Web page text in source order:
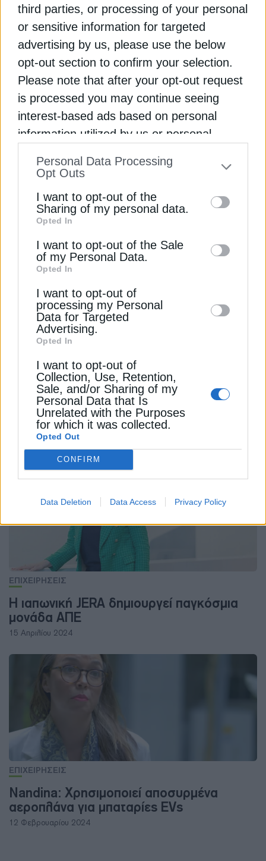
third parties, or processing of your personal
or sensitive information for targeted
advertising by us, please use the below
opt-out section to confirm your selection.
Please note that after your opt-out request
is processed you may continue seeing
interest-based ads based on personal
information utilized by us or personal
to your opt-out. You may separately opt-out
information by third parties on the IAB’s list
of downstream participants. This
information may also be disclosed by us to
third parties on theIAB’s List of
Downstream Participants
disclose it to other third parties.
Personal Data Processing
Opt Outs
I want to opt-out of the
Sharing of my personal data.
Opted In
I want to opt-out of the Sale
of my Personal Data.
Opted In
I want to opt-out of
processing my Personal
Data for Targeted
Advertising.
Opted In
I want to opt-out of
Collection, Use, Retention,
Sale, and/or Sharing of my
Personal Data that Is
Unrelated with the Purposes
for which it was collected.
Opted Out
CONFIRM
Data Deletion Data Access Privacy Policy
Φωτοβολταϊκά σε ιστορικά κτίρια: Τα οφέλη και
οι ανησυχίες
Το αίνιγμα των πράσινων καυσίμων SAF, η
στροφή στα eSAFs
Γιατί θα συνεχιστούν οι εξαγορές στις
κατασκευές
ΑΔΜΗΕ ΗΛΕΚΤΡΙΚΗ ΔΙΑΣΥΝΔΕΣΗ ΚΡΗΤΗ ΚΥΠΡΟΣ
ΔΕΊΤΕ ΕΠΊΣΗΣ
ΕΠΙΧΕΙΡΗΣΕΙΣ
ΕΧΕ: Άνοδος εσόδων–κερδών το 2024 και
ο οδικός χάρτης για το 2025
15 Αυγούστου 2025
ΕΠΙΧΕΙΡΗΣΕΙΣ
Η ιαπωνική JERA δημιουργεί παγκόσμια
μονάδα ΑΠΕ
15 Απριλίου 2024
ΕΠΙΧΕΙΡΗΣΕΙΣ
Nandina: Χρησιμοποιεί αποσυρμένα
αεροπλάνα για μπαταρίες EVs
12 Φεβρουαρίου 2024